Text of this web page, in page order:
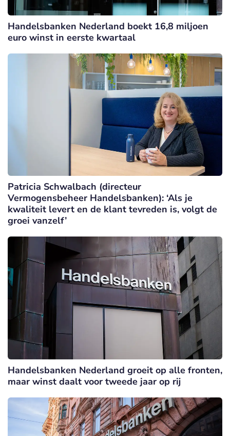
Handelsbanken Nederland boekt 16,8 miljoen
euro winst in eerste kwartaal
Patricia Schwalbach (directeur
Vermogensbeheer Handelsbanken): ‘Als je
kwaliteit levert en de klant tevreden is, volgt de
groei vanzelf’
Handelsbanken Nederland groeit op alle fronten,
maar winst daalt voor tweede jaar op rij